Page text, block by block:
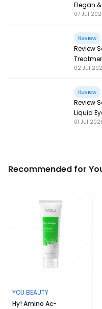
Elegan
07 Jul
Review
Review
Baru,
02 Jul
Review
Review
Liquid
Super
01 Jul
Recommended for
YOU BEAUTY
Hy! Amino Ac-